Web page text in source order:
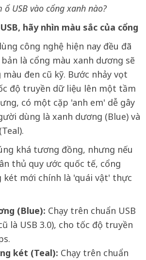
ổ USB vào cổng xanh nào?
hãy nhìn màu sắc của cổng
công nghệ hiện nay đều đã
là cổng màu xanh dương sẽ
đen cũ kỹ. Bước nhảy vọt
độ truyền dữ liệu lên một tầm
có một cặp 'anh em' dễ gây
dùng là xanh dương (Blue) và
khá tương đồng, nhưng nếu
thủ quy ước quốc tế, cổng
két mới chính là 'quái vật' thực
(Blue): Chạy trên chuẩn USB
là USB 3.0), cho tốc độ truyền
két (Teal): Chạy trên chuẩn